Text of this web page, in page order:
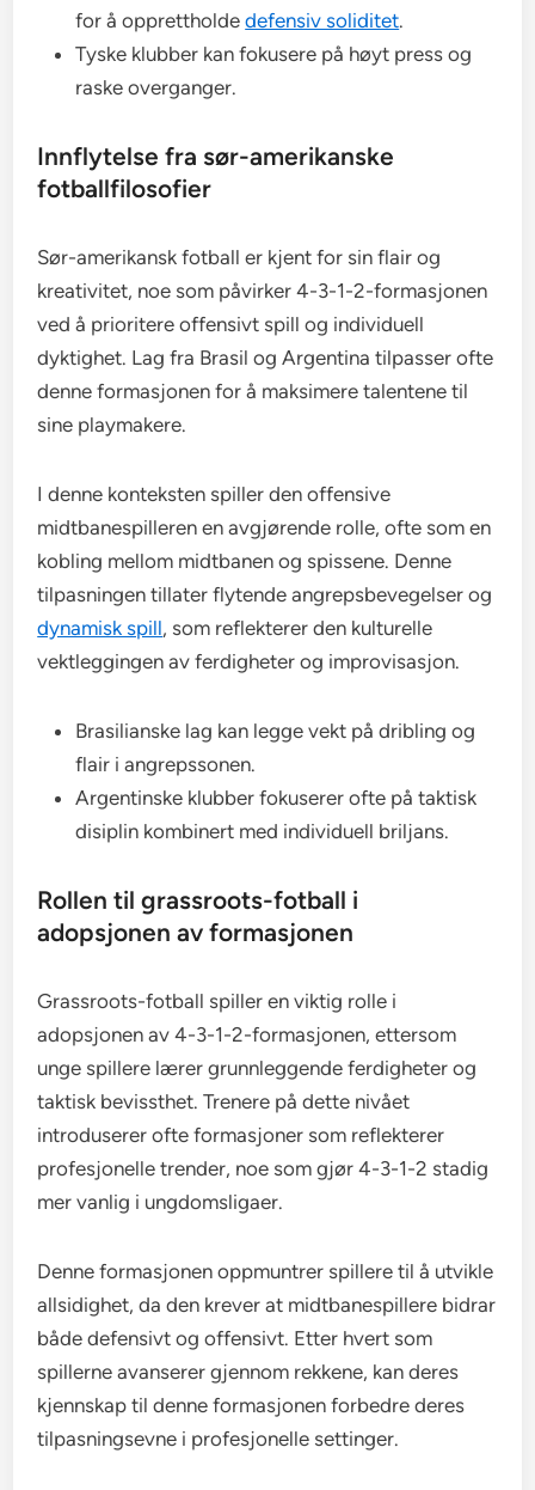
for å opprettholdedefensiv soliditet.
Tyske klubber kan fokusere på høyt press og
raske overganger.
Innflytelse fra sør-amerikanske
fotballfilosofier
Sør-amerikansk fotball er kjent for sin flair og
kreativitet, noe som påvirker 4-3-1-2-formasjonen
ved å prioritere offensivt spill og individuell
dyktighet. Lag fra Brasil og Argentina tilpasser ofte
denne formasjonen for å maksimere talentene til
sine playmakere.
I denne konteksten spiller den offensive
midtbanespilleren en avgjørende rolle, ofte som en
kobling mellom midtbanen og spissene. Denne
tilpasningen tillater flytende angrepsbevegelser og
dynamisk spill, som reflekterer den kulturelle
vektleggingen av ferdigheter og improvisasjon.
Brasilianske lag kan legge vekt på dribling og
flair i angrepssonen.
Argentinske klubber fokuserer ofte på taktisk
disiplin kombinert med individuell briljans.
Rollen til grassroots-fotball i
adopsjonen av formasjonen
Grassroots-fotball spiller en viktig rolle i
adopsjonen av 4-3-1-2-formasjonen, ettersom
unge spillere lærer grunnleggende ferdigheter og
taktisk bevissthet. Trenere på dette nivået
introduserer ofte formasjoner som reflekterer
profesjonelle trender, noe som gjør 4-3-1-2 stadig
mer vanlig i ungdomsligaer.
Denne formasjonen oppmuntrer spillere til å utvikle
allsidighet, da den krever at midtbanespillere bidrar
både defensivt og offensivt. Etter hvert som
spillerne avanserer gjennom rekkene, kan deres
kjennskap til denne formasjonen forbedre deres
tilpasningsevne i profesjonelle settinger.